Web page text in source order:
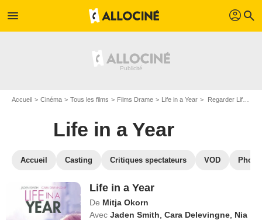
menu profil search
Accueil Cinéma Tous les films Films Drame Life in a Year Regarder Life in a Year en SVOD
Life in a Year
Accueil Casting Critiques spectateurs VOD
Life in a Year
De Mitja Okorn
Avec Jaden Smith ,Cara Delevingne Nia